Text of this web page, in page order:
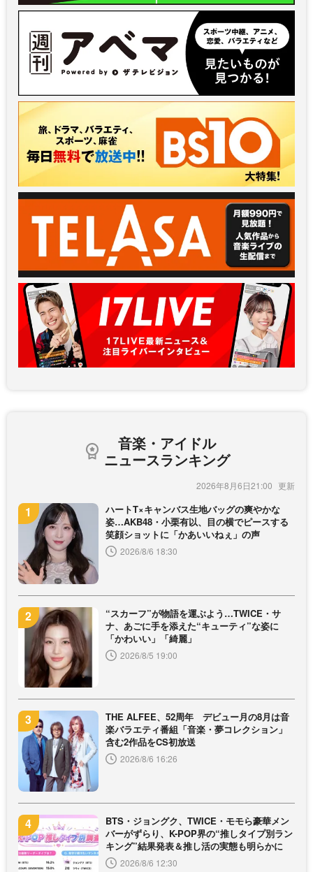
音楽・アイドル
ニュースランキング
2026年8月6日21:00
ハートT×キャンバス生地バッグの爽やかな
姿…AKB48・小栗有以、目の横でピースする
笑顔ショットに「かあいいねぇ」の声
2026/8/6 18:30
“スカーフ”が物語を運ぶよう…TWICE・サ
ナ、あごに手を添えた“キューティ”な姿に
「かわいい」「綺麗」
2026/8/5 19:00
THE ALFEE、52周年 デビュー月の8月は音
楽バラエティ番組「音楽・夢コレクション」
含む2作品をCS初放送
2026/8/6 16:26
BTS・ジョングク、TWICE・モモら豪華メン
バーがずらり、K-POP界の“推しタイプ別ラン
キング”結果発表＆推し活の実態も明らかに
2026/8/6 12:30